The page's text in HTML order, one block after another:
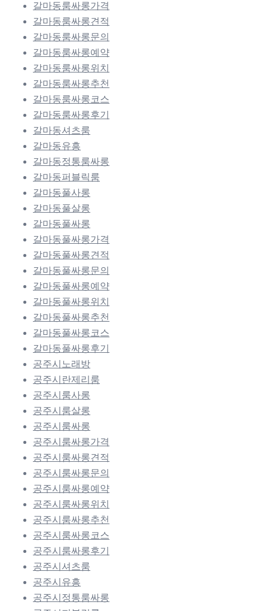
갈마동룸싸롱가격
갈마동룸싸롱견적
갈마동룸싸롱문의
갈마동룸싸롱예약
갈마동룸싸롱위치
갈마동룸싸롱추천
갈마동룸싸롱코스
갈마동룸싸롱후기
갈마동셔츠룸
갈마동유흥
갈마동정통룸싸롱
갈마동퍼블릭룸
갈마동풀사롱
갈마동풀살롱
갈마동풀싸롱
갈마동풀싸롱가격
갈마동풀싸롱견적
갈마동풀싸롱문의
갈마동풀싸롱예약
갈마동풀싸롱위치
갈마동풀싸롱추천
갈마동풀싸롱코스
갈마동풀싸롱후기
공주시노래방
공주시란제리룸
공주시룸사롱
공주시룸살롱
공주시룸싸롱
공주시룸싸롱가격
공주시룸싸롱견적
공주시룸싸롱문의
공주시룸싸롱예약
공주시룸싸롱위치
공주시룸싸롱추천
공주시룸싸롱코스
공주시룸싸롱후기
공주시셔츠룸
공주시유흥
공주시정통룸싸롱